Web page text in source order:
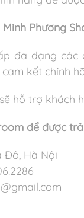
Phương
đa dạng các
kết chính
hỗ trợ khách
để được
Đô, Hà Nội